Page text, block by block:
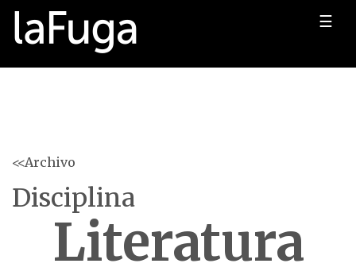
☰
<<Archivo
Disciplina
Literatura